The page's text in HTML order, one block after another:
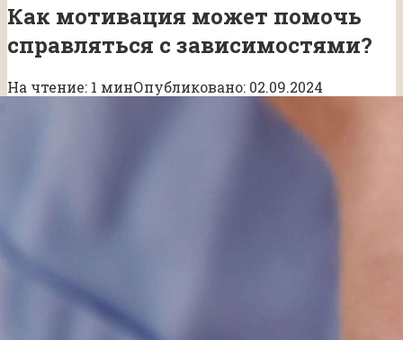
Как мотивация может помочь
справляться с зависимостями?
На чтение: 1 минОпубликовано: 02.09.2024